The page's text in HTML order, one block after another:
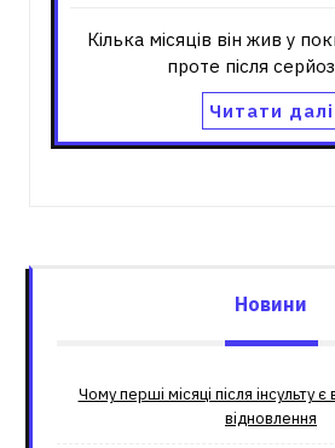
Кілька місяців він жив у
проте після
Читати далі
Новини
Чому перші місяці після інсульту
відновлення